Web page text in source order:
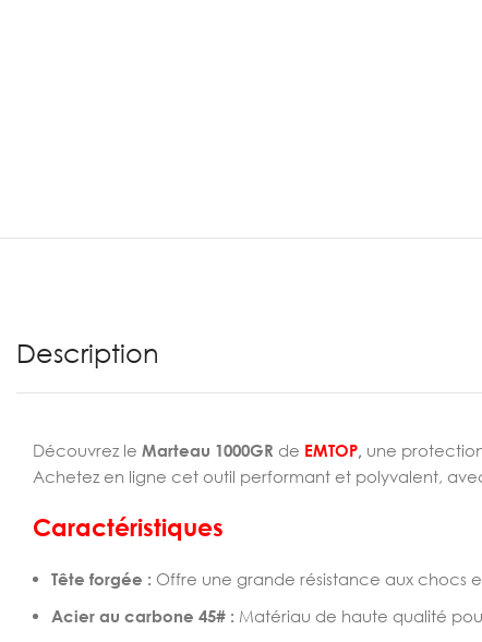
Description
Découvrez le Marteau 1000GR de EMTOP, une
Achetez en ligne cet outil performant et polyvalent,
Caractéristiques
Tête forgée : Offre une grande résistance aux chocs
Acier au carbone 45# : Matériau de haute qualité